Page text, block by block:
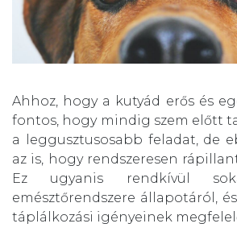
Ahhoz, hogy a kutyád erős és
fontos, hogy mindig szem előtt
a leggusztusosabb feladat, de
az is, hogy rendszeresen
Ez ugyanis rendkívül
emésztőrendszere állapotáról,
táplálkozási igényeinek